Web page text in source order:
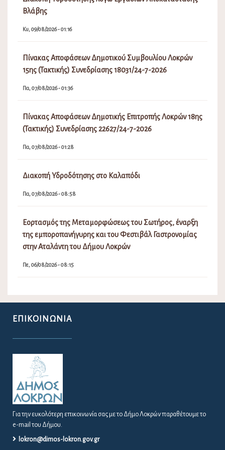
Βλάβης
Κυ, 09/08/2026 - 01:16
Πίνακας Αποφάσεων Δημοτικού Συμβουλίου Λοκρών
15ης (Τακτικής) Συνεδρίασης 18031/24-7-2026
Πα, 07/08/2026 - 01:36
Πίνακας Αποφάσεων Δημοτικής Επιτροπής Λοκρών 18ης
(Τακτικής) Συνεδρίασης 22627/24-7-2026
Πα, 07/08/2026 - 01:28
Διακοπή Υδροδότησης στο Καλαπόδι
Πα, 07/08/2026 - 08:58
Εορτασμός της Μεταμορφώσεως του Σωτήρος, έναρξη
της εμποροπανήγυρης και του Φεστιβάλ Γαστρονομίας
στην Αταλάντη του Δήμου Λοκρών
Πε, 06/08/2026 - 08:15
ΕΠΙΚΟΙΝΩΝΊΑ
Για την ευκολότερη επικοινωνία σας με το Δήμο Λοκρών παραθέτουμε το
e-mail του Δήμου.
lokron@dimos-lokron.gov.gr